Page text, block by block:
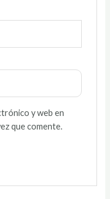
y web en
que comente.